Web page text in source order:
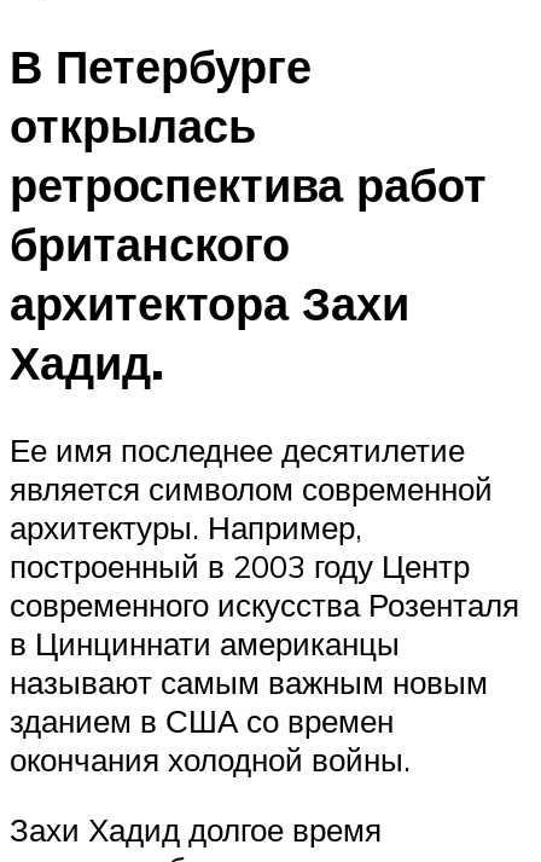
В Петербурге
открылась
ретроспектива работ
британского
архитектора Захи
Хадид.
Ее имя последнее десятилетие
является символом современной
архитектуры. Например,
построенный в 2003 году Центр
современного искусства Розенталя
в Цинциннати американцы
называют самым важным новым
зданием в США со времен
окончания холодной войны.
Захи Хадид долгое время